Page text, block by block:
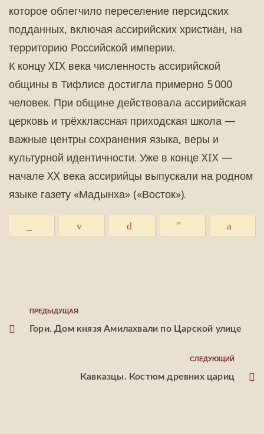
которое облегчило переселение персидских
подданных, включая ассирийских христиан, на
территорию Российской империи.
К концу XIX века численность ассирийской
общины в Тифлисе достигла примерно 5 000
человек. При общине действовала ассирийская
церковь и трёхклассная приходская школа —
важные центры сохранения языка, веры и
культурной идентичности. Уже в конце XIX —
начале XX века ассирийцы выпускали на родном
языке газету «Мадынха» («Восток»).
ПРЕДЫДУЩАЯ
Гори. Дом князя Амилахвали по Царской улице
СЛЕДУЮЩИЙ
Кавказцы. Костюм древних цариц